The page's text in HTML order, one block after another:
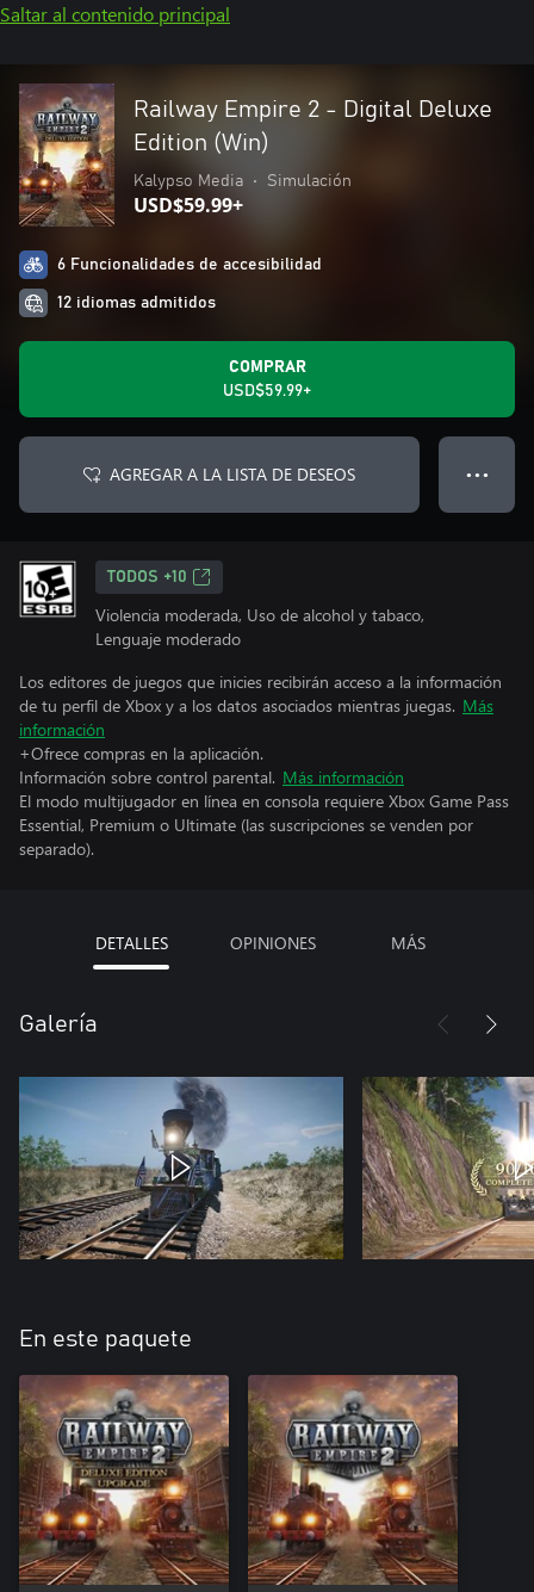
Saltar al contenido principal
Railway Empire 2 - Digital Deluxe
Edition (Win)
Kalypso Media • Simulación
USD$59.99+
6 Funcionalidades de accesibilidad
12 idiomas admitidos
COMPRAR
USD$59.99+
AGREGAR A LA LISTA DE DESEOS ● ● ●
TODOS +10
Violencia moderada, Uso de alcohol y tabaco,
Lenguaje moderado
Los editores de juegos que inicies recibirán acceso a la información
de tu perfil de Xbox y a los datos asociados mientras juegas. Más
información
+Ofrece compras en la aplicación.
Información sobre control parental. Más información
El modo multijugador en línea en consola requiere Xbox Game Pass
Essential, Premium o Ultimate (las suscripciones se venden por
separado).
DETALLES OPINIONES MÁS
Galería
En este paquete